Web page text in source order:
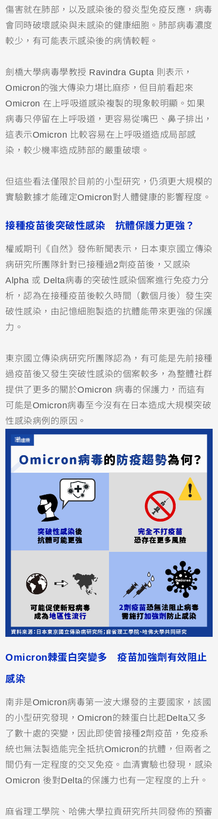
傷害就在肺部，以及感染後的發炎型免疫反應，病毒
會同時破壞感染與未感染的健康細胞。肺部病毒濃度
較少，有可能表示感染後的病情較輕。
劍橋大學病毒學教授 Ravindra Gupta 則表示，
Omicron的強大傳染力堪比麻疹，但目前看起來
Omicron 在上呼吸道感染複製的現象較明顯。如果
病毒只停留在上呼吸道，更容易從嘴巴、鼻子排出，
這表示Omicron 比較容易在上呼吸道造成局部感
染，較少機率造成肺部的嚴重破壞。
但這些看法僅限於目前的小型研究，仍須更大規模的
實驗數據才能確定Omicron對人體健康的影響程度。
接種疫苗後突破性感染 抗體保護力更強？
權威期刊《自然》發佈新聞表示，日本東京國立傳染
病研究所團隊針對已接種過2劑疫苗後，又感染
Alpha 或 Delta病毒的突破性感染個案進行免疫力分
析，認為在接種疫苗後較久時間（數個月後）發生突
破性感染，由記憶細胞製造的抗體能帶來更強的保護
力。
東京國立傳染病研究所團隊認為，有可能是先前接種
過疫苗後又發生突破性感染的個案較多，為整體社群
提供了更多的關於Omicron 病毒的保護力，而這有
可能是Omicron病毒至今沒有在日本造成大規模突破
性感染病例的原因。
Omicron棘蛋白突變多 疫苗加強劑有效阻止
感染
南非是Omicron病毒第一波大爆發的主要國家，該國
的小型研究發現，Omicron的棘蛋白比起Delta又多
了數十處的突變，因此即使曾接種2劑疫苗，免疫系
統也無法製造能完全抵抗Omicron的抗體，但兩者之
間仍有一定程度的交叉免疫。血清實驗也發現，感染
Omicron 後對Delta的保護力也有一定程度的上升。
麻省理工學院、哈佛大學拉貢研究所共同發佈的預審